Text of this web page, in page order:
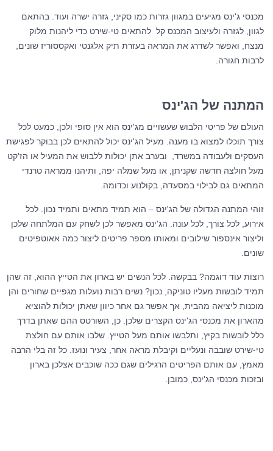
מכנסי ג'ינס מגיעים במגוון גזרות כמו סקיני, גזרה ישרה ועוד. בהתאם
לגוון, לגזרה ולעיצוב המכנס קל להתאים טי-שירט כדי ליהנות מלוק
מנצח, ואפשר לשדרג את המראה בעזרת תיק אלגנטי ואקססוריז שונים,
לרבות חגורה.
המתנה של הג'ינס
העולם של פריטי הלבוש שעשויים מג'ינס הוא אין סופי ולכן, כמעט לכל
צורך תוכלו למצוא בו מענה. מעיל הג'ינס יכול להתאים לכן בבוקר לפגישת
העסקים ולעבודה במשרד, ובערב אתן יכולות ללבוש את המעיל או הז'קט
מעל חולצה חדשה שקניתן, או מעל שמלה יפה, ותיהנו ממראה טרנדי
המתאים גם לבילוי במסעדה, בקולנוע וכדומה.
זוהי המתנה הגדולה של הג'ינס – הוא תמיד מתאים ותמיד נכון. לכל
אירוע, לכל צורך, לכל עונה. הג'ינס מאפשר לכן לשחק עם המלתחה שלכן
וליצור אינספור שילובים ומאותו מספר פריטים ליצור כמה אאוטפיטים
שונים.
רוצות עוד דוגמה? בבקשה. לכל הנשים יש בארון את הטייץ ההוא, זה שהן
תמיד לובשות מעליו טוניקה, נכון? נשים רבות נועלות מגפיים שחורים והן
מוכנות ליציאה מהבית, אך אפשר גם אחר כיוון שאתן יכולות להוציא
מהארון את מכנסי הג'ינס הקצרים שלכן. כן, השורטס ההם שאתן בדרך
כלל לובשות בקיץ, ותלבשו אותם מעל הטייץ. שלבו אותם עם חולצת
טי-שירט שובבה ונעליים וקיבלת מראה אחר, צעיר ונועז. כל זה בלי הרבה
מאמץ, עם אותם הפריטים הרגילים שגם ככה שוכבים אצלכן בארון
ובזכות מכנסי הג'ינס, כמובן.